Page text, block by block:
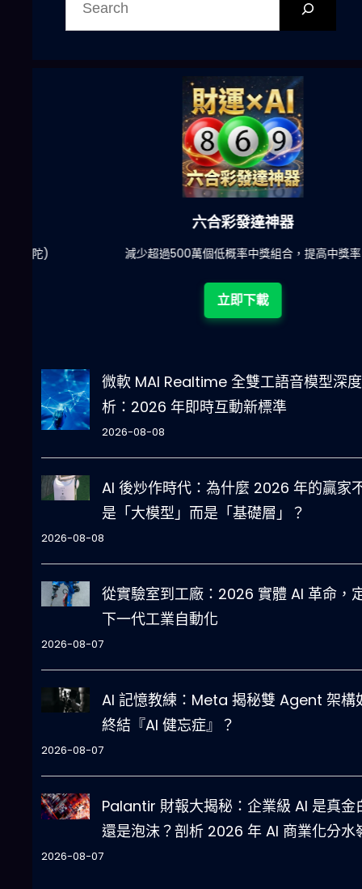
六合彩發達神器
減少超過500萬個低概率中獎組合，提高中獎率
立即下載
微軟 MAI Realtime 全雙工語音模型深
析：2026 年即時互動新標準
2026-08-08
AI 後炒作時代：為什麼 2026 年的贏家
是「大模型」而是「基礎層」？
2026-08-08
從實驗室到工廠：2026 實體 AI 革命，
下一代工業自動化
2026-08-07
AI 記憶教練：Meta 揭秘雙 Agent 架構
終結『AI 健忘症』？
2026-08-07
Palantir 財報大揭秘：企業級 AI 是真金
還是泡沫？剖析 2026 年 AI 商業化分水
2026-08-07